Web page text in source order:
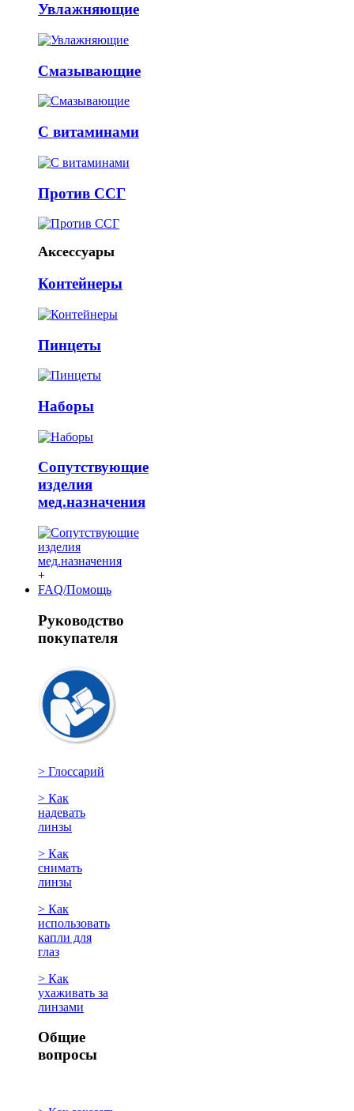
Увлажняющие
Смазывающие
С витаминами
Против ССГ
Аксессуары
Контейнеры
Пинцеты
Наборы
Сопутствующие
изделия
мед.назначения
+
FAQ/Помощь
Руководство
покупателя
> Глоссарий
> Как
надевать
линзы
> Как
снимать
линзы
> Как
использовать
капли для
глаз
> Как
ухаживать за
линзами
Общие
вопросы